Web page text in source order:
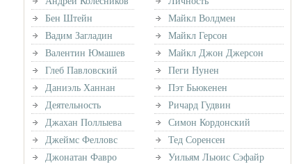
Бен Штейн
Вадим Загладин
Валентин Юмашев
Глеб Павловский
Даниэль Ханнан
Деятельность
Джахан Поллыева
Джеймс Фелловс
Джонатан Фавро
Майкл Волдмен
Майкл Герсон
Майкл Джон Джерсон
Пеги Нунен
Пэт Бьюкенен
Ричард Гудвин
Симон Кордонский
Тед Соренсен
Уильям Льюис Сэфайр